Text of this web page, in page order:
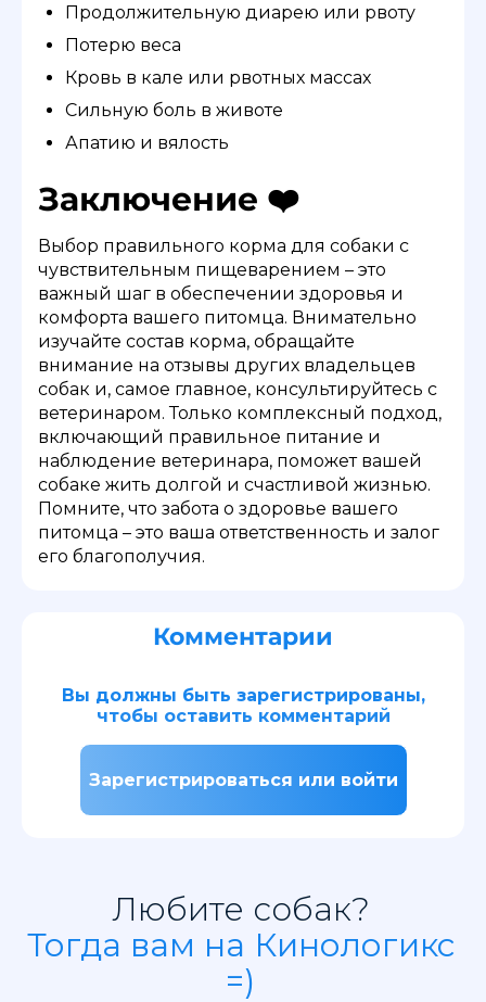
Продолжительную диарею или рвоту
Потерю веса
Кровь в кале или рвотных массах
Сильную боль в животе
Апатию и вялость
Заключение ❤️
Выбор правильного корма для собаки с
чувствительным пищеварением – это
важный шаг в обеспечении здоровья и
комфорта вашего питомца. Внимательно
изучайте состав корма, обращайте
внимание на отзывы других владельцев
собак и, самое главное, консультируйтесь с
ветеринаром. Только комплексный подход,
включающий правильное питание и
наблюдение ветеринара, поможет вашей
собаке жить долгой и счастливой жизнью.
Помните, что забота о здоровье вашего
питомца – это ваша ответственность и залог
его благополучия.
Комментарии
Вы должны быть зарегистрированы,
чтобы оставить комментарий
Зарегистрироваться или войти
Любите собак?
Тогда вам на Кинологикс
=)